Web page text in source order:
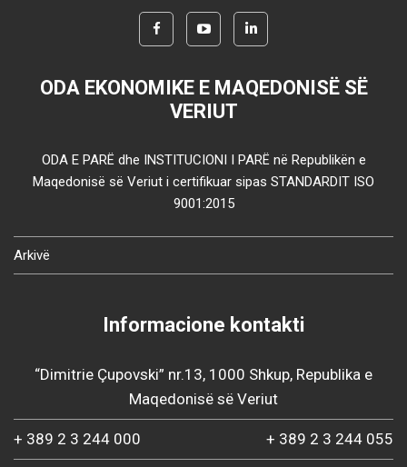
ODA EKONOMIKE E MAQEDONISË SË
VERIUT
ODA E PARË dhe INSTITUCIONI I PARË në Republikën e
Maqedonisë së Veriut i certifikuar sipas STANDARDIT ISO
9001:2015
Arkivë
Informacione kontakti
“Dimitrie Çupovski” nr.13, 1000 Shkup, Republika e
Maqedonisë së Veriut
+ 389 2 3 244 000 + 389 2 3 244 055